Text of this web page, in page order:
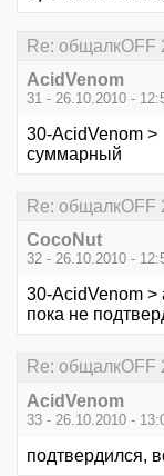
Re: общалкOFF
AcidVenom
31 - 26.10.2010 -
30-AcidVenom >
суммарный
Re: общалкOFF
CocoNut
32 - 26.10.2010 -
30-AcidVenom
пока не
Re: общалкOFF
AcidVenom
33 - 26.10.2010 -
подтвердился,